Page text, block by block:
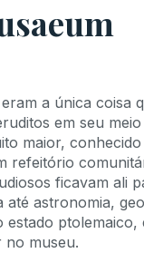
a única coisa
em seu
maior,
refeitório
ficavam ali
até astronomia,
no museu.